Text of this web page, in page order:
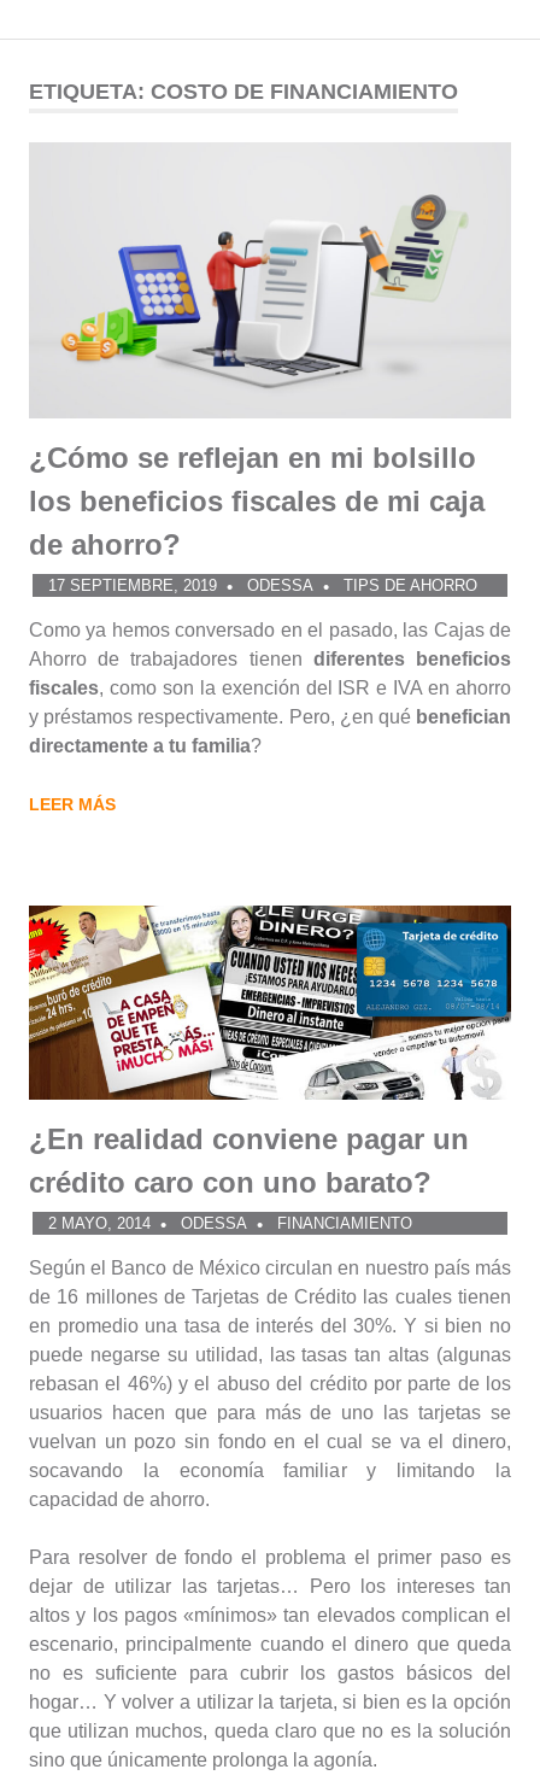
contenido
Comunidad
ODESSA
ETIQUETA: COSTO DE FINANCIAMIENTO
¿Cómo se reflejan en mi bolsillo
los beneficios fiscales de mi caja
de ahorro?
17 SEPTIEMBRE, 2019 ODESSA TIPS DE AHORRO
Como ya hemos conversado en el pasado, las Cajas de
Ahorro de trabajadores tienen diferentes beneficios
fiscales, como son la exención del ISR e IVA en ahorro
y préstamos respectivamente. Pero, ¿en qué benefician
directamente a tu familia?
LEER MÁS
¿En realidad conviene pagar un
crédito caro con uno barato?
2 MAYO, 2014 ODESSA FINANCIAMIENTO
Según el Banco de México circulan en nuestro país más
de 16 millones de Tarjetas de Crédito las cuales tienen
en promedio una tasa de interés del 30%. Y si bien no
puede negarse su utilidad, las tasas tan altas (algunas
rebasan el 46%) y el abuso del crédito por parte de los
usuarios hacen que para más de uno las tarjetas se
vuelvan un pozo sin fondo en el cual se va el dinero,
socavando la economía familiar y limitando la
capacidad de ahorro.
Para resolver de fondo el problema el primer paso es
dejar de utilizar las tarjetas… Pero los intereses tan
altos y los pagos «mínimos» tan elevados complican el
escenario, principalmente cuando el dinero que queda
no es suficiente para cubrir los gastos básicos del
hogar… Y volver a utilizar la tarjeta, si bien es la opción
que utilizan muchos, queda claro que no es la solución
sino que únicamente prolonga la agonía.